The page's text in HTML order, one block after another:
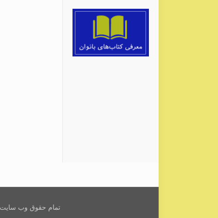
تمام حقوق وب سایت